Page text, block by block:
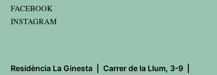
FACEBOOK
INSTAGRAM
Residència La Ginesta | Carrer de la Llum, 3-9 |